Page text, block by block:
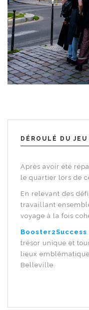
DÉROULÉ DU
Après avoir été
le quartier lors de
En relevant des
travaillant
voyage à la fois
Booster2Success
trésor unique et
lieux
Belleville.